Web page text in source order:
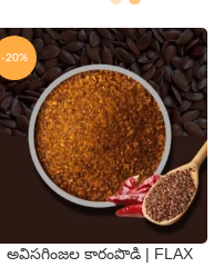
-20%
అవిసగింజల కారంపొడి | FLAX